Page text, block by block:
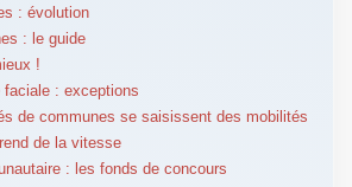
: évolution
: le guide
!
faciale : exceptions
de communes se saisissent des mobilités
de la vitesse
: les fonds de concours